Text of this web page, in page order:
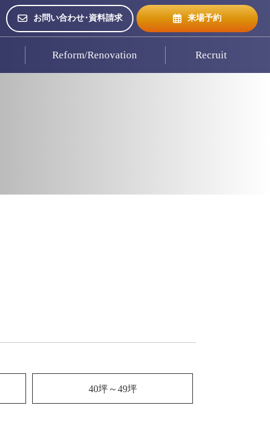
お問い合わせ･資料請求 来場予約
Reform/Renovation Recruit
40坪～49坪